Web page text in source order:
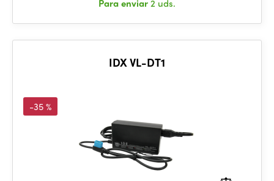
Para enviar2 uds.
IDX VL-DT1
-35 %